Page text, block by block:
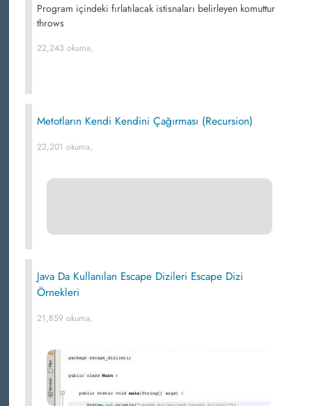
Program içindeki fırlatılacak istisnaları belirleyen komuttur
throws
22,243 okuma,
Metotların Kendi Kendini Çağırması (Recursion)
22,201 okuma,
Java Da Kullanılan Escape Dizileri Escape Dizi
Örnekleri
21,859 okuma,